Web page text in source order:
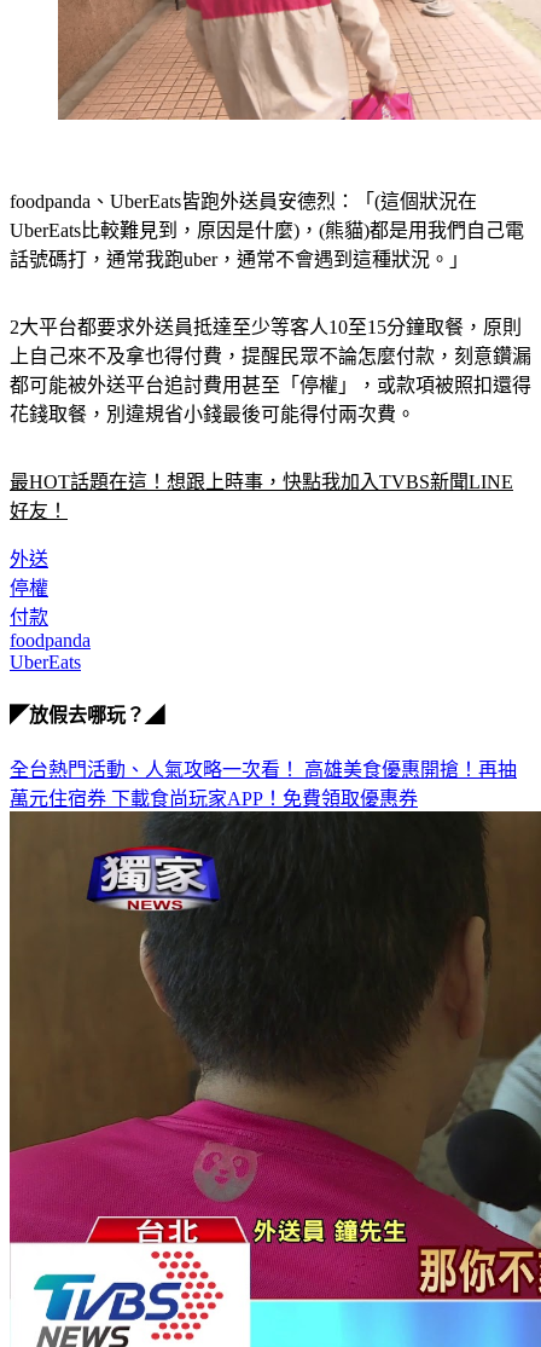
foodpanda、UberEats皆跑外送員安德烈：「(這個狀況在
UberEats比較難見到，原因是什麼)，(熊貓)都是用我們自己電
話號碼打，通常我跑uber，通常不會遇到這種狀況。」
2大平台都要求外送員抵達至少等客人10至15分鐘取餐，原則
上自己來不及拿也得付費，提醒民眾不論怎麼付款，刻意鑽漏
都可能被外送平台追討費用甚至「停權」，或款項被照扣還得
花錢取餐，別違規省小錢最後可能得付兩次費。
最HOT話題在這！想跟上時事，快點我加入TVBS新聞LINE
好友！
外送
停權
付款
foodpanda
UberEats
◤放假去哪玩？◢
全台熱門活動、人氣攻略一次看！ 高雄美食優惠開搶！再抽
萬元住宿券 下載食尚玩家APP！免費領取優惠券